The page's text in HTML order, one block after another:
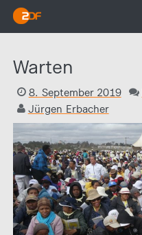
Warten
8. September 2019
Jürgen Erbacher